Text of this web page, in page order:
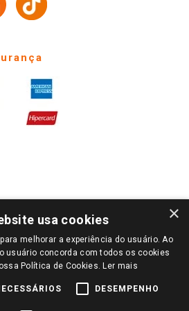
REGIÃO, FAÇA LOGIN E SELECIONE A LOJA DE
APÓS O LOGIN, OS PREÇOS DA SUA REGIÃO OU
SERÃO CARREGADOS.
COMERCIAIS DESTE SITE SÃO VÁLIDOS APENAS
NO GIASSI.COM.BR E NA LOJA SELECIONADA
×
usa cookies
melhorar a experiência do usuário. Ao
usuário concorda com todos os cookies
Política de Cookies. Ler mais
DESEMPENHO